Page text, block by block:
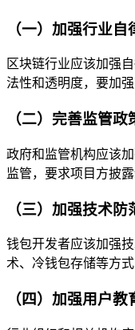
（一）加强行业自
区块链行业应该加强
法性和透明度，要加
（二）完善监管政
政府和监管机构应该
监管，要求项目方披
（三）加强技术防
钱包开发者应该加强
术、冷钱包存储等方
（四）加强用户教